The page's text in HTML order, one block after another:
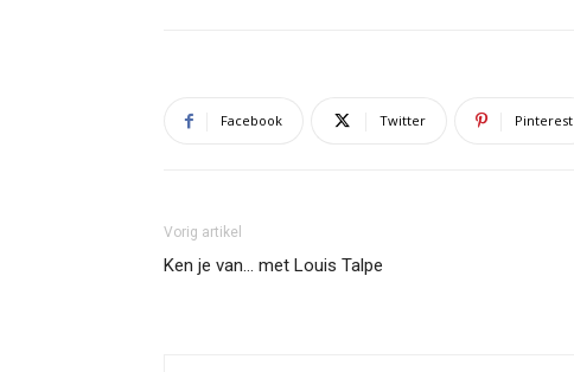
Facebook Twitter Pinterest
Vorig artikel
Ken je van… met Louis Talpe